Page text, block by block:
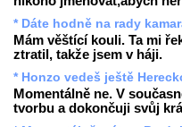
* Dáte hodně na rady
Mám věštící kouli. Ta mi
ztratil, takže jsem v háji.
* Honzo vedeš ještě
Momentálně ne. V
tvorbu a dokončuji svůj